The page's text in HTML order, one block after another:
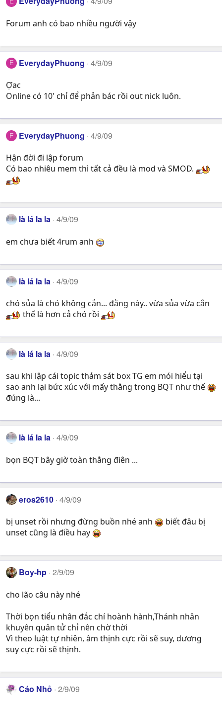
Forum anh có bao nhiều người vậy
E EverydayPhuong 4/9/09
Ợac
Online có 10' chỉ để phản bác rồi out nick luôn.
E EverydayPhuong 4/9/09
Hận đời đi lập forum
Có bao nhiêu mem thì tất cả đều là mod và SMOD.
là lá la la 4/9/09
em chưa biết 4rum anh
là lá la la 4/9/09
chó sủa là chó không cắn... đằng này.. vừa sủa vừa cắn
thế là hơn cả chó rồi
là lá la la 4/9/09
sau khi lập cái topic thảm sát box TG em mói hiểu tại
sao anh lại bức xúc với mấy thằng trong BQT như thế
đúng là...
là lá la la 4/9/09
bọn BQT bây giờ toàn thằng điên ...
eros2610 4/9/09
bị unset rồi nhưng đừng buồn nhé anh
biết đâu bị
unset cũng là điều hay
Boy-hp 2/9/09
cho lão câu này nhé
Thời bọn tiểu nhân đắc chí hoành hành,Thánh nhân
khuyên quân tử chỉ nên chờ thời
Vì theo luật tự nhiên, âm thịnh cực rồi sẽ suy, dương
suy cực rồi sẽ thịnh.
Cáo Nhỏ 2/9/09